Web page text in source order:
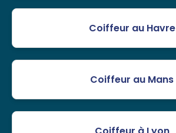
Coiffeur au Havre
Coiffeur au Mans